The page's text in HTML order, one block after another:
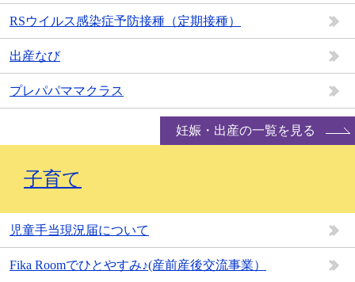
RSウイルス感染症予防接種（定期接種）
出産なび
プレパパママクラス
妊娠・出産の一覧を見る
子育て
児童手当現況届について
Fika Roomでひとやすみ♪(産前産後交流事業）